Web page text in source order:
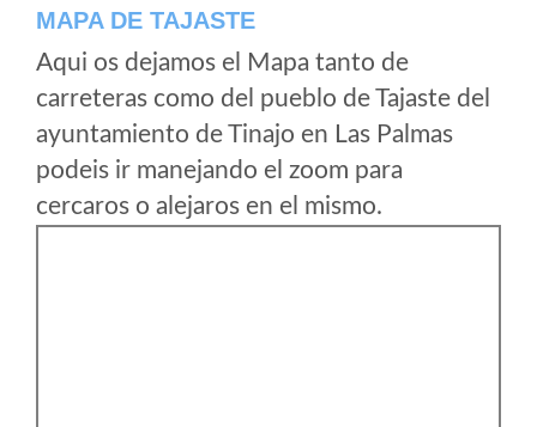
MAPA DE TAJASTE
Aqui os dejamos el Mapa tanto de
carreteras como del pueblo de Tajaste del
ayuntamiento de Tinajo en Las Palmas
podeis ir manejando el zoom para
cercaros o alejaros en el mismo.